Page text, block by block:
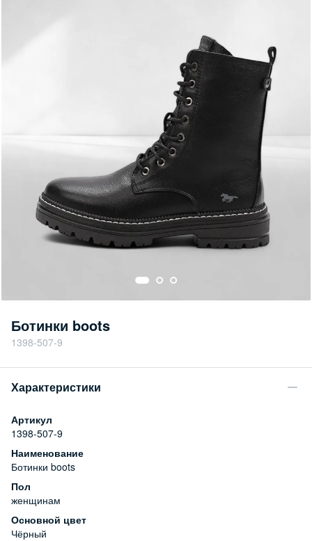
Ботинки boots
1398-507-9
Характеристики
Артикул
1398-507-9
Наименование
Ботинки boots
Пол
женщинам
Основной цвет
Чёрный